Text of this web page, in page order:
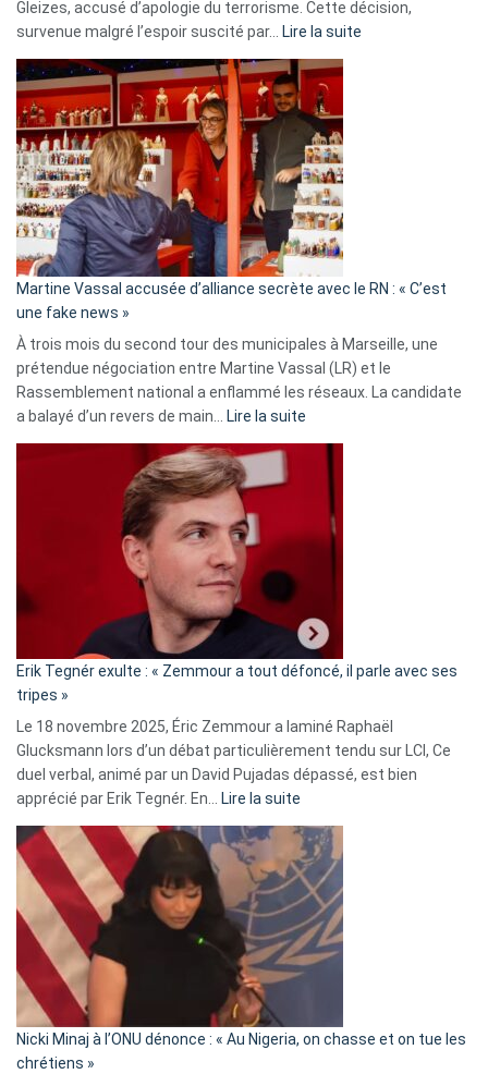
Gleizes, accusé d’apologie du terrorisme. Cette décision,
survenue malgré l’espoir suscité par…
Lire la suite
Algérie
Martine Vassal accusée d’alliance secrète avec le RN : « C’est
une fake news »
À trois mois du second tour des municipales à Marseille, une
prétendue négociation entre Martine Vassal (LR) et le
Rassemblement national a enflammé les réseaux. La candidate
a balayé d’un revers de main…
Lire la suite
d’alliance
secrète
«
C’est
fake
news
»
Erik Tegnér exulte : « Zemmour a tout défoncé, il parle avec ses
tripes »
Le 18 novembre 2025, Éric Zemmour a laminé Raphaël
Glucksmann lors d’un débat particulièrement tendu sur LCI, Ce
duel verbal, animé par un David Pujadas dépassé, est bien
apprécié par Erik Tegnér. En…
Lire la suite
Tegnér
exulte
« Zemmour
a
tout
parle
Nicki Minaj à l’ONU dénonce : « Au Nigeria, on chasse et on tue les
chrétiens »